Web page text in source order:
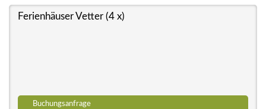
Ferienhäuser Vetter (4 x)
Buchungsanfrage